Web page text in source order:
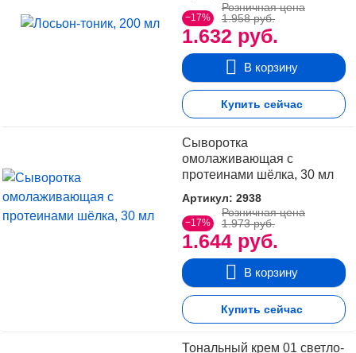
−17%
1.632 руб.
Розничная цена
1.958 руб.
В корзину
Купить сейчас
Сыворотка
омолаживающая с
протеинами шёлка, 30 мл
Артикул: 2938
−17%
1.644 руб.
Розничная цена
1.973 руб.
В корзину
Купить сейчас
Тональный крем 01 светло-